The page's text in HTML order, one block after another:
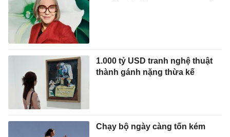
1.000 tỷ USD tranh nghệ thuật
thành gánh nặng thừa kế
Chạy bộ ngày càng tốn kém